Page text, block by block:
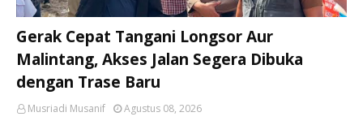
Gerak Cepat Tangani Longsor Aur
Malintang, Akses Jalan Segera Dibuka
dengan Trase Baru
Musriadi Musanif
Agustus 08, 2026